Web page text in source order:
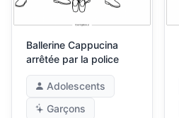
Ballerine Cappucina
arrêtée par la police
Adolescents
Garçons